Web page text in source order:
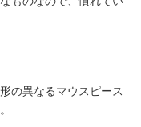
の異なるマウスピース